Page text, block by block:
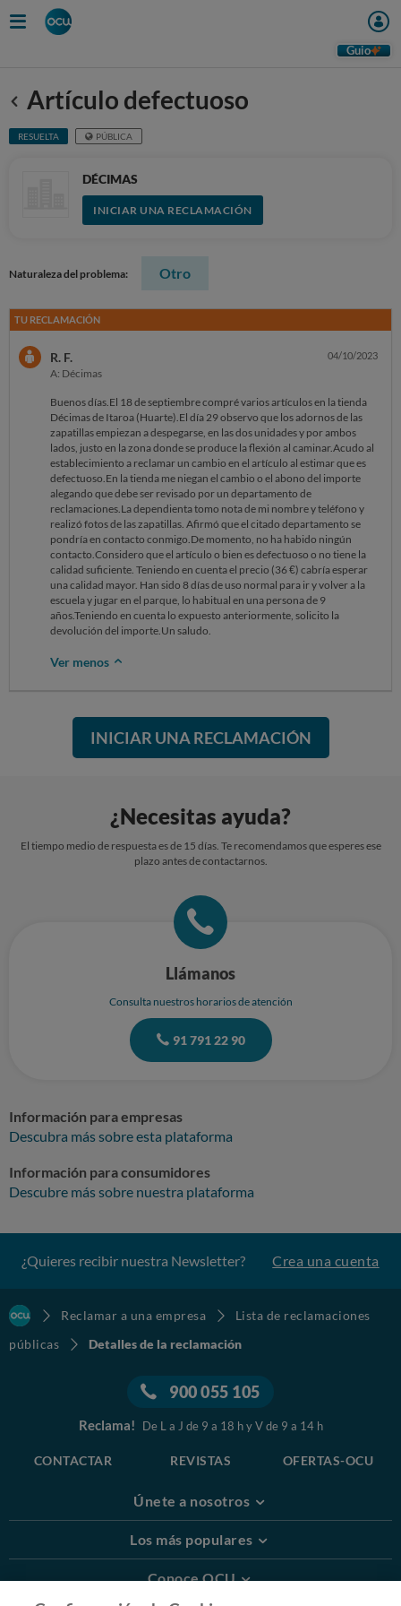
Guio
Anterior
Artículo defectuoso
RESUELTA PÚBLICA
DÉCIMAS
INICIAR UNA RECLAMACIÓN
Naturaleza del problema: Otro
TU RECLAMACIÓN
R. F.
A: Décimas
04/10/2023
Buenos días.El 18 de septiembre compré varios artículos en la tienda
Décimas de Itaroa (Huarte).El día 29 observo que los adornos de las
zapatillas empiezan a despegarse, en las dos unidades y por ambos
lados, justo en la zona donde se produce la flexión al caminar.Acudo al
establecimiento a reclamar un cambio en el artículo al estimar que es
defectuoso.En la tienda me niegan el cambio o el abono del importe
alegando que debe ser revisado por un departamento de
reclamaciones.La dependienta tomo nota de mi nombre y teléfono y
realizó fotos de las zapatillas. Afirmó que el citado departamento se
pondría en contacto conmigo.De momento, no ha habido ningún
contacto.Considero que el artículo o bien es defectuoso o no tiene la
calidad suficiente. Teniendo en cuenta el precio (36 €) cabría esperar
una calidad mayor. Han sido 8 días de uso normal para ir y volver a la
escuela y jugar en el parque, lo habitual en una persona de 9
años.Teniendo en cuenta lo expuesto anteriormente, solicito la
devolución del importe.Un saludo.
Ver menos
INICIAR UNA RECLAMACIÓN
¿Necesitas ayuda?
El tiempo medio de respuesta es de 15 días. Te recomendamos que esperes ese
plazo antes de contactarnos.
Llámanos
Consulta nuestros horarios de atención
91 791 22 90
Información para empresas
Descubra más sobre esta plataforma
Información para consumidores
Descubre más sobre nuestra plataforma
¿Quieres recibir nuestra Newsletter? Crea una cuenta
Reclamar a una empresa
Lista de reclamaciones
públicas
Detalles de la reclamación
900 055 105
Reclama! De L a J de 9 a 18 h y V de 9 a 14 h
CONTACTAR REVISTAS OFERTAS-OCU
Únete a nosotros
Los más populares
Conoce OCU